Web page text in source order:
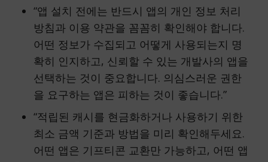
“앱 설치 전에는 반드시 앱의 개인 정보 처리
방침과 이용 약관을 꼼꼼히 확인해야 합니다.
어떤 정보가 수집되고 어떻게 사용되는지 명
확히 인지하고, 신뢰할 수 있는 개발사의 앱을
선택하는 것이 중요합니다. 의심스러운 권한
을 요구하는 앱은 피하는 것이 좋습니다.”
“적립된 캐시를 현금화하거나 사용하기 위한
최소 금액 기준과 방법을 미리 확인해두세요.
어떤 앱은 기프티콘 교환만 가능하고, 어떤 앱